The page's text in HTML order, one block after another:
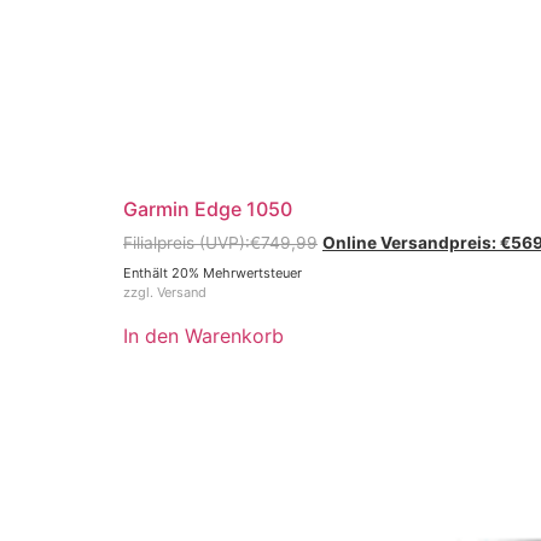
Garmin Edge 1050
€749,99 €
Enthält 20% Mehrwertsteuer
zzgl. Versand
In den Warenkorb